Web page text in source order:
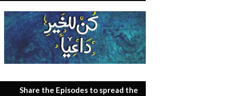
Share the Episodes to spread the